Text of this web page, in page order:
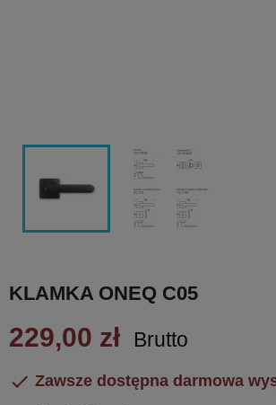
KLAMKA ONEQ C05
229,00 zł Brutto
 Zawsze dostępna darmowa